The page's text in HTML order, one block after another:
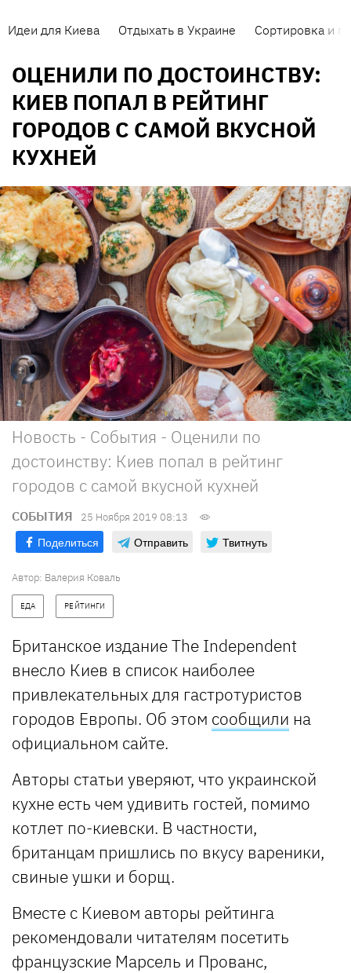
Идеи для Киева Отдыхать в Украине Сортировка и
ОЦЕНИЛИ ПО ДОСТОИНСТВУ:
КИЕВ ПОПАЛ В РЕЙТИНГ
ГОРОДОВ С САМОЙ ВКУСНОЙ
КУХНЕЙ
Новость - События - Оценили по
достоинству: Киев попал в рейтинг
городов с самой вкусной кухней
СОБЫТИЯ 25 Ноября 2019 08:13
Поделиться Отправить Твитнуть
Автор: Валерия Коваль
ЕДА РЕЙТИНГИ
Британское издание The Independent
внесло Киев в список наиболее
привлекательных для гастротуристов
городов Европы. Об этом сообщили на
официальном сайте.
Авторы статьи уверяют, что украинской
кухне есть чем удивить гостей, помимо
котлет по-киевски. В частности,
британцам пришлись по вкусу вареники,
свиные ушки и борщ.
Вместе с Киевом авторы рейтинга
рекомендовали читателям посетить
французские Марсель и Прованс,